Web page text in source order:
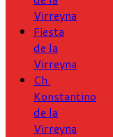
Virreyna
Fiesta
de la
Virreyna
Ch.
Konstantino
de la
Virreyna